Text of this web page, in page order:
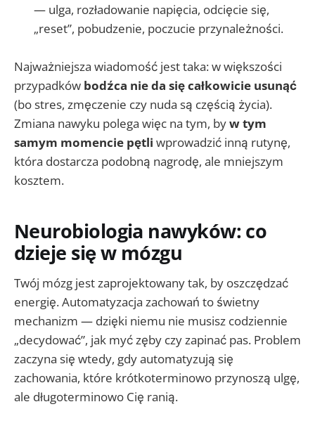
— ulga, rozładowanie napięcia, odcięcie się,
„reset”, pobudzenie, poczucie przynależności.
Najważniejsza wiadomość jest taka: w większości
przypadków bodźca nie da się całkowicie usunąć
(bo stres, zmęczenie czy nuda są częścią życia).
Zmiana nawyku polega więc na tym, byw tym
samym momencie pętli wprowadzić inną rutynę,
która dostarcza podobną nagrodę, ale mniejszym
kosztem.
Neurobiologia nawyków: co
dzieje się w mózgu
Twój mózg jest zaprojektowany tak, by oszczędzać
energię. Automatyzacja zachowań to świetny
mechanizm — dzięki niemu nie musisz codziennie
„decydować”, jak myć zęby czy zapinać pas. Problem
zaczyna się wtedy, gdy automatyzują się
zachowania, które krótkoterminowo przynoszą ulgę,
ale długoterminowo Cię ranią.